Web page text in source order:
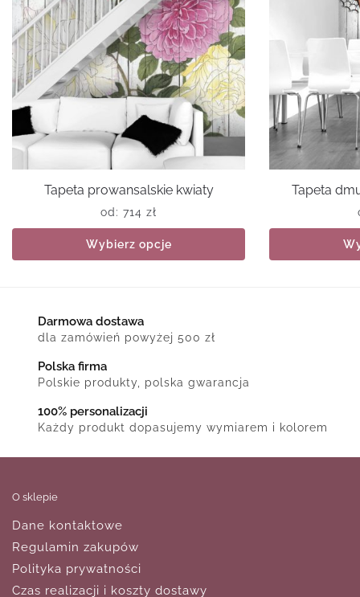
Tapeta prowansalskie kwiaty
od: 714 zł
Wybierz opcje
Tapeta
Darmowa dostawa
dla zamówień powyżej 500 zł
Polska firma
Polskie produkty, polska gwarancja
100% personalizacji
Każdy produkt dopasujemy wymiarem i kolorem
O sklepie
Dane kontaktowe
Regulamin zakupów
Polityka prywatności
Czas realizacji i koszty dostawy